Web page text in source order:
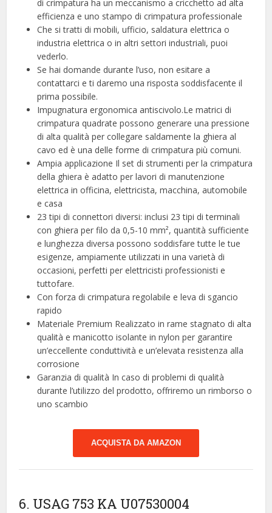
di crimpatura ha un meccanismo a cricchetto ad alta
efficienza e uno stampo di crimpatura professionale
Che si tratti di mobili, ufficio, saldatura elettrica o
industria elettrica o in altri settori industriali, puoi
vederlo.
Se hai domande durante l’uso, non esitare a
contattarci e ti daremo una risposta soddisfacente il
prima possibile.
Impugnatura ergonomica antiscivolo.Le matrici di
crimpatura quadrate possono generare una pressione
di alta qualità per collegare saldamente la ghiera al
cavo ed è una delle forme di crimpatura più comuni.
Ampia applicazione Il set di strumenti per la crimpatura
della ghiera è adatto per lavori di manutenzione
elettrica in officina, elettricista, macchina, automobile
e casa
23 tipi di connettori diversi: inclusi 23 tipi di terminali
con ghiera per filo da 0,5-10 mm², quantità sufficiente
e lunghezza diversa possono soddisfare tutte le tue
esigenze, ampiamente utilizzati in una varietà di
occasioni, perfetti per elettricisti professionisti e
tuttofare.
Con forza di crimpatura regolabile e leva di sgancio
rapido
Materiale Premium Realizzato in rame stagnato di alta
qualità e manicotto isolante in nylon per garantire
un’eccellente conduttività e un’elevata resistenza alla
corrosione
Garanzia di qualità In caso di problemi di qualità
durante l’utilizzo del prodotto, offriremo un rimborso o
uno scambio
ACQUISTA DA AMAZON
6. USAG 753 KA U07530004